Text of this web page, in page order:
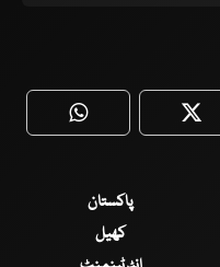
WhatsApp
پاکستان
کھیل